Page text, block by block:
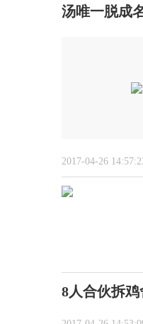
汤唯一脱成
2017-04-26
8人合伙拆